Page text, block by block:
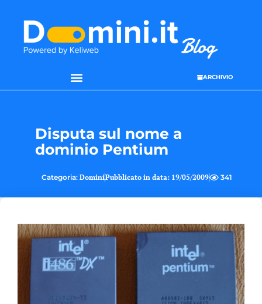
ARCHIVIO
Disputa sul nome a
dominio Pentium
Categoria: DominiPubblicato in data: 19/05/2009 341